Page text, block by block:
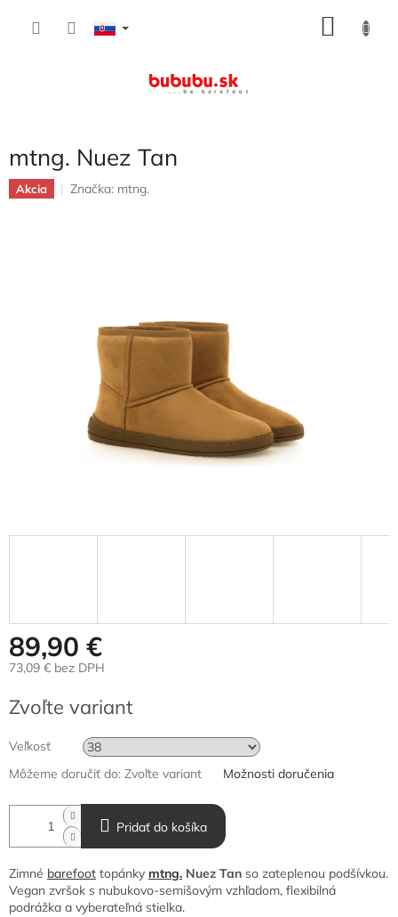
mtng. Nuez Tan
Akcia Značka: mtng.
89,90 €
73,09 € bez DPH
cena:
Zvoľte variant
Veľkosť
Môžeme doručiť do: Zvoľte variant Možnosti doručenia
Pridať do košíka
Zimné barefoot topánky mtng. Nuez Tan so zateplenou podšívkou.
Vegan zvršok s nubukovo-semišovým vzhľadom, flexibilná
podrážka a vyberateľná stielka.